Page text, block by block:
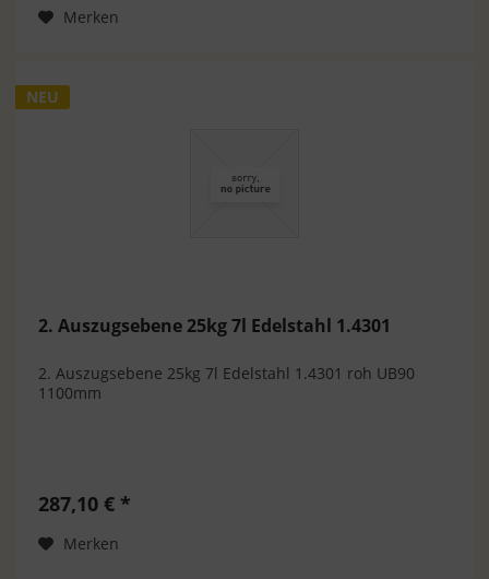
Merken
NEU
2. Auszugsebene 25kg 7l Edelstahl 1.4301
2. Auszugsebene 25kg 7l Edelstahl 1.4301 roh UB90
1100mm
287,10 € *
Merken